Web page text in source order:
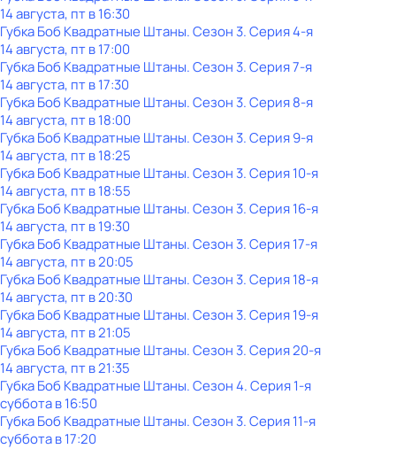
14 августа, пт в 16:30
Губка Боб Квадратные Штаны. Сезон 3. Серия 4-я
14 августа, пт в 17:00
Губка Боб Квадратные Штаны. Сезон 3. Серия 7-я
14 августа, пт в 17:30
Губка Боб Квадратные Штаны. Сезон 3. Серия 8-я
14 августа, пт в 18:00
Губка Боб Квадратные Штаны. Сезон 3. Серия 9-я
14 августа, пт в 18:25
Губка Боб Квадратные Штаны. Сезон 3. Серия 10-я
14 августа, пт в 18:55
Губка Боб Квадратные Штаны. Сезон 3. Серия 16-я
14 августа, пт в 19:30
Губка Боб Квадратные Штаны. Сезон 3. Серия 17-я
14 августа, пт в 20:05
Губка Боб Квадратные Штаны. Сезон 3. Серия 18-я
14 августа, пт в 20:30
Губка Боб Квадратные Штаны. Сезон 3. Серия 19-я
14 августа, пт в 21:05
Губка Боб Квадратные Штаны. Сезон 3. Серия 20-я
14 августа, пт в 21:35
Губка Боб Квадратные Штаны. Сезон 4. Серия 1-я
субботав16:50
Губка Боб Квадратные Штаны. Сезон 3. Серия 11-я
субботав17:20